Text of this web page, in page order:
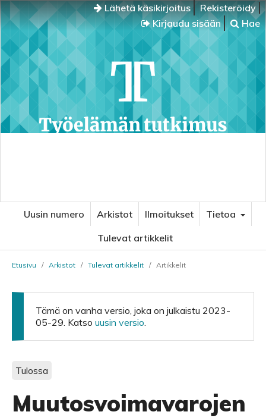
Lähetä käsikirjoitus
Rekisteröidy
Kirjaudu sisään
Hae
Uusin numero Arkistot Ilmoitukset
Tietoa
Tulevat artikkelit
Etusivu / Arkistot / Tulevat artikkelit / Artikkelit
Tämä on vanha versio, joka on julkaistu 2023-
05-29. Katso uusin versio.
Tulossa
Muutosvoimavarojen